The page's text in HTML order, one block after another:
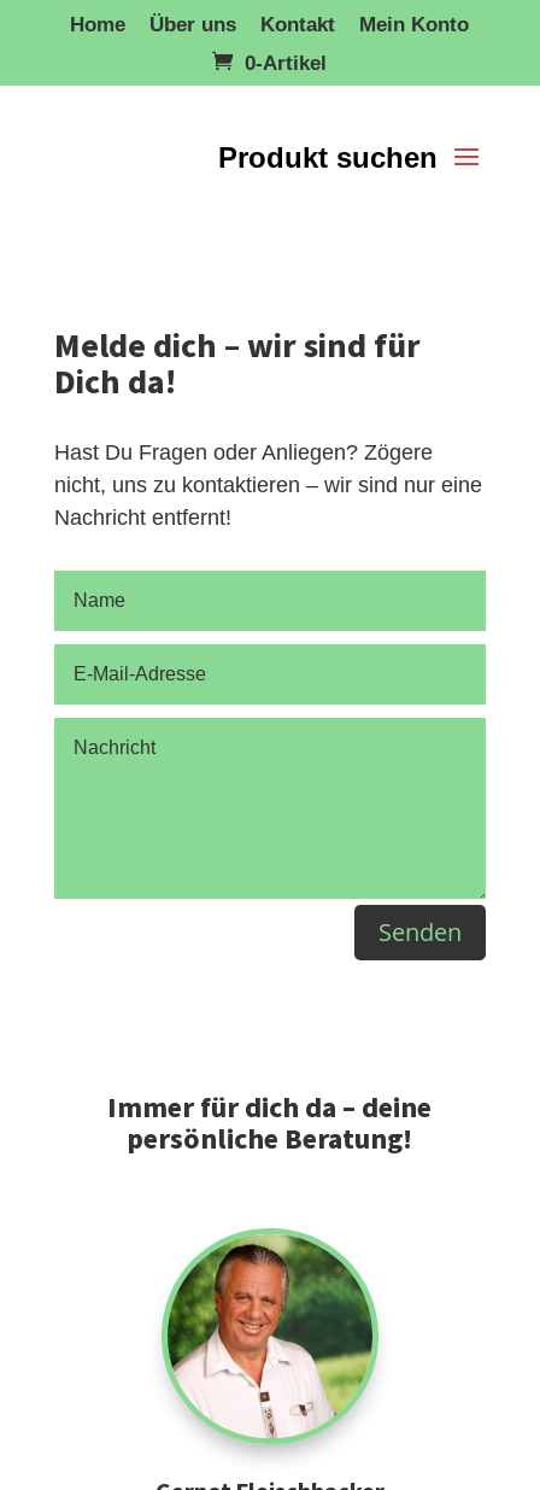
Home Über uns Kontakt
Mein Konto
0-Artikel
Melde dich – wir sind für
Dich da!
Hast Du Fragen oder Anliegen? Zögere
nicht, uns zu kontaktieren – wir sind nur eine
Nachricht entfernt!
Senden
Immer für dich da – deine
persönliche Beratung!